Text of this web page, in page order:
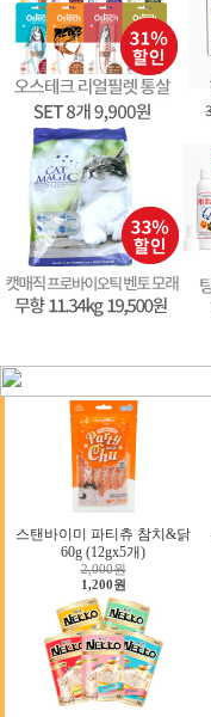
스탠바이미 파티츄 참치&닭
60g (12gx5개)
2,000원
1,200원